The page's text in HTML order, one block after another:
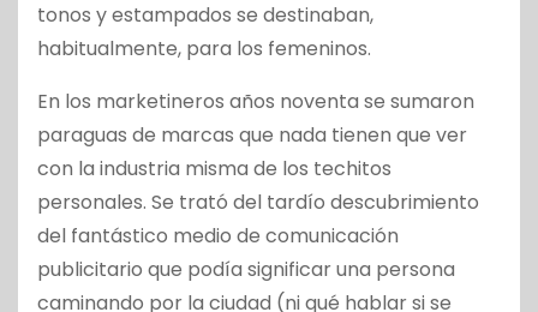
tonos y estampados se destinaban,
habitualmente, para los femeninos.
En los marketineros años noventa se sumaron
paraguas de marcas que nada tienen que ver
con la industria misma de los techitos
personales. Se trató del tardío descubrimiento
del fantástico medio de comunicación
publicitario que podía significar una persona
caminando por la ciudad (ni qué hablar si se